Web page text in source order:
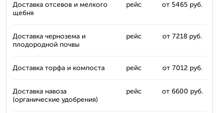
Доставка отсевов и мелкого
щебня
рейс от 5465 руб.
Доставка чернозема и
плодородной почвы
рейс от 7218 руб.
Доставка торфа и компоста рейс от 7012 руб.
Доставка навоза
(органические удобрения)
рейс от 6600 руб.